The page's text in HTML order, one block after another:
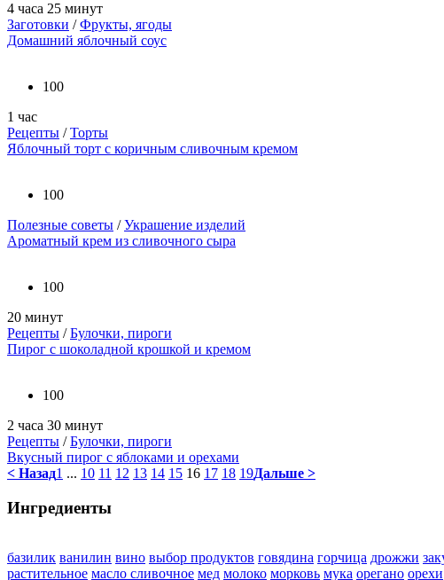
4 часа 25 минут
Заготовки /Фрукты, ягоды
Домашний яблочный соус
100
1 час
Рецепты /Торты
Яблочный торт с коричным сливочным кремом
100
Полезные советы /Украшение изделий
Ароматный крем из сливочного сыра
100
20 минут
Рецепты /Булочки, пироги
Пирог с шоколадной крошкой и кремом
100
2 часа 30 минут
Рецепты /Булочки, пироги
Вкусный пирог с яблоками и орехами
< Назад1 ... 10 11 12 13 14 15 16 17 18 19Дальше >
Ингредиенты
базилик ванилин вино выбор продуктов говядина горчица дрожжи
растительное масло сливочное мед молоко морковь мука орегано орехи